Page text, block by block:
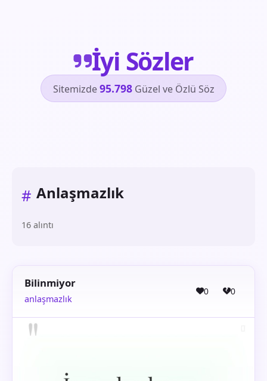
İyi Sözler
Sitemizde95.798Güzel ve Özlü Söz
# Anlaşmazlık
16 alıntı
Bilinmiyor
anlaşmazlık
0 0